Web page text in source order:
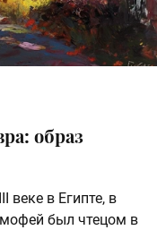
образ
в Египте, в
был чтецом в